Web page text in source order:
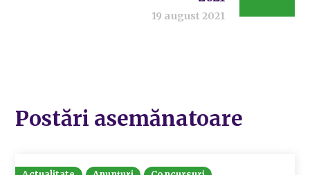
19 august 2021
Postări asemănatoare